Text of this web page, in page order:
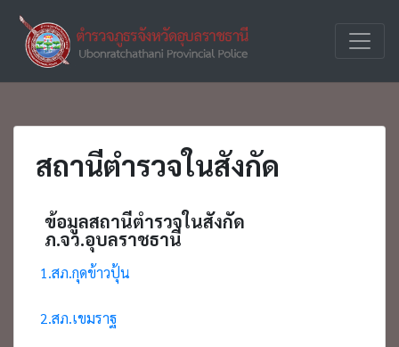
ภ.จว.อุ
ตำรวจภูธร
สถานีตำรวจในสังกัด
ข้อมูลสถานีตำรวจในสังกัด
ภ.จว.อุบลราชธานี
1.สภ.กุดข้าวปุ้น
2.สภ.เขมราฐ